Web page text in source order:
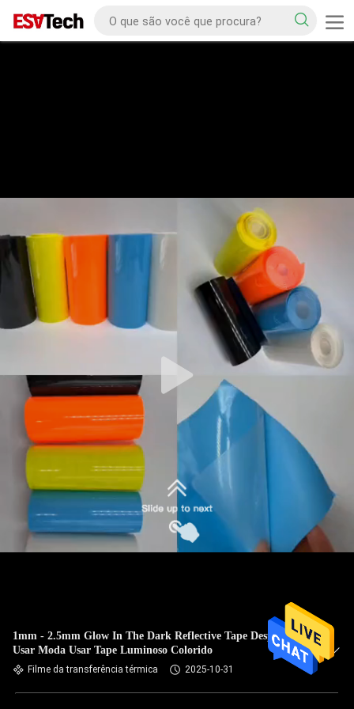
1mm - 2.5mm Glow In The Dark Reflective Tape Desporto
Usar Moda Usar Tape Luminoso Colorido
Filme da transferência térmica 2025-10-31